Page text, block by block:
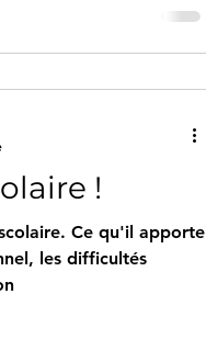
!
Ce qu'il apporte
les difficultés